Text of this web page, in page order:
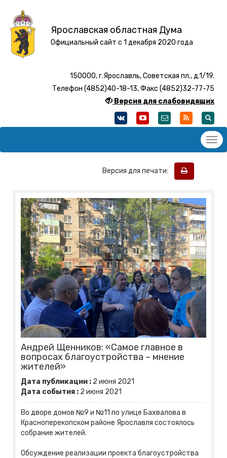
Ярославская областная Дума
Официальный сайт с 1 декабря 2020 года
150000, г.Ярославль, Советская пл., д.1/19.
Телефон (4852)40-18-13, Факс (4852)32-77-75
Версия для слабовидящих
Версия для печати:
Андрей Щенников: «Самое главное в
вопросах благоустройства – мнение
жителей»
Дата публикации : 2 июня 2021
Дата события : 2 июня 2021
Во дворе домов №9 и №11 по улице Бахвалова в
Красноперекопском районе Ярославля состоялось
собрание жителей.
Обсуждение реализации проекта благоустройства